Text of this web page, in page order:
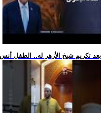
.. بعد تكريم شيخ الأزهر له.. الطفل